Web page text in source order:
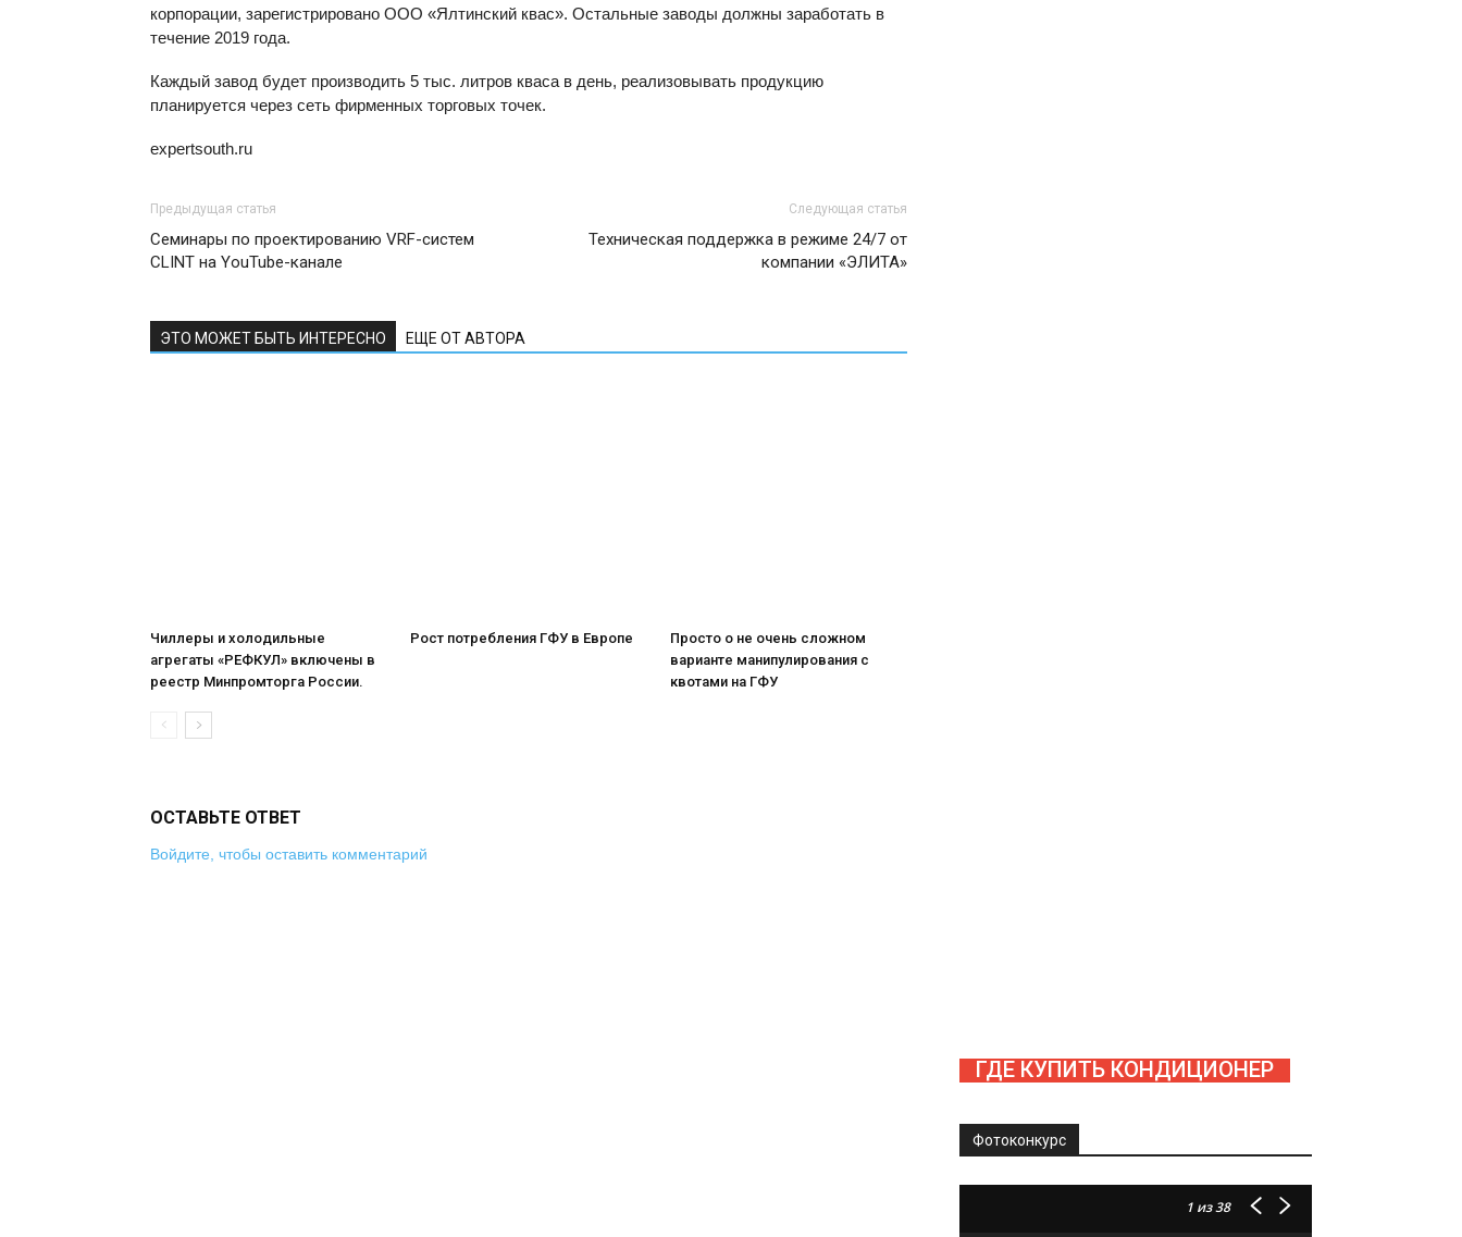
корпорации, зарегистрировано ООО «Ялтинский квас». Остальные заводы должны заработать в
течение 2019 года.
Каждый завод будет производить 5 тыс. литров кваса в день, реализовывать продукцию
планируется через сеть фирменных торговых точек.
expertsouth.ru
Предыдущая статья
Семинары по проектированию VRF-систем
CLINT на YouTube-канале
Следующая статья
Техническая поддержка в режиме 24/7 от
компании «ЭЛИТА»
ЭТО МОЖЕТ БЫТЬ ИНТЕРЕСНО ЕЩЕ ОТ АВТОРА
Чиллеры и холодильные
агрегаты «РЕФКУЛ» включены в
реестр Минпромторга России.
Рост потребления ГФУ в Европе
Просто о не очень сложном
варианте манипулирования с
квотами на ГФУ
ОСТАВЬТЕ ОТВЕТ
Войдите, чтобы оставить комментарий
ГДЕ КУПИТЬ КОНДИЦИОНЕР
Фотоконкурс
1 из 38